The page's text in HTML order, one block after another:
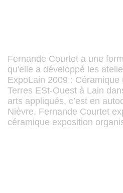
Fernande Courtet a une
qu'elle a développé les
ExpoLain 2009 :
Terres ESt-Ouest à Lain
arts appliqués, c’est en
Nièvre. Fernande Courtet
céramique exposition